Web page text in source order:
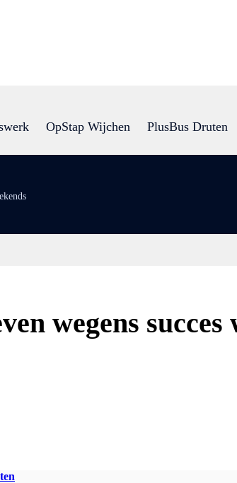
OpStap Wijchen PlusBus Druten
wegens